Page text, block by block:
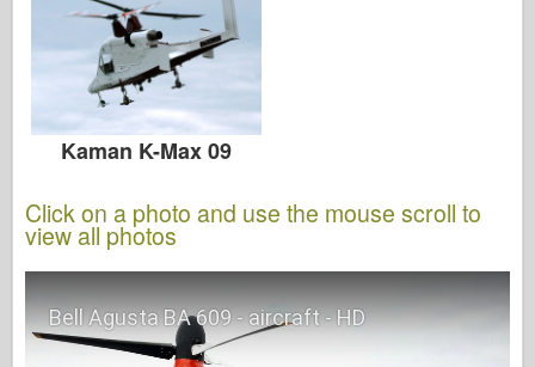
Kaman K-Max 09
Click on a photo and use the mouse scroll to
view all photos